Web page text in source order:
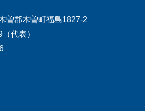
曽郡木曽町福島1827-2
代表）